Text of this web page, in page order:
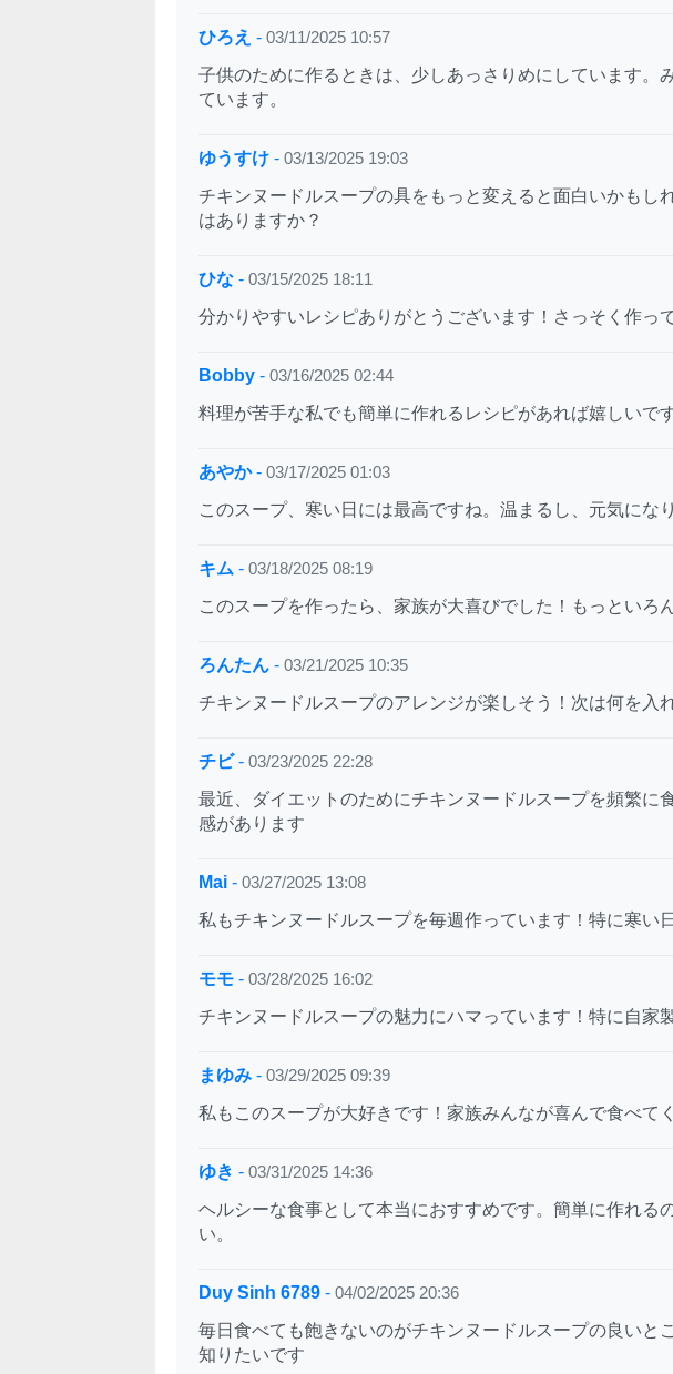
ひろえ - 03/11/2025 10:57
子供のために作るときは、少しあっさりめにしています。
ています。
ゆうすけ- 03/13/2025 19:03
チキンヌードルスープの具をもっと変えると面白いかもし
はありますか？
ひな- 03/15/2025 18:11
分かりやすいレシピありがとうございます！さっそく作っ
Bobby- 03/16/2025 02:44
料理が苦手な私でも簡単に作れるレシピがあれば嬉しいで
あやか- 03/17/2025 01:03
このスープ、寒い日には最高ですね。温まるし、元気にな
キム - 03/18/2025 08:19
このスープを作ったら、家族が大喜びでした！もっといろ
ろんたん- 03/21/2025 10:35
チキンヌードルスープのアレンジが楽しそう！次は何を入
チビ- 03/23/2025 22:28
最近、ダイエットのためにチキンヌードルスープを頻繁に
感があります
Mai- 03/27/2025 13:08
私もチキンヌードルスープを毎週作っています！特に寒い
モモ- 03/28/2025 16:02
チキンヌードルスープの魅力にハマっています！特に自家
まゆみ- 03/29/2025 09:39
私もこのスープが大好きです！家族みんなが喜んで食べて
ゆき - 03/31/2025 14:36
ヘルシーな食事として本当におすすめです。簡単に作れる
い。
Duy Sinh 6789- 04/02/2025 20:36
毎日食べても飽きないのがチキンヌードルスープの良いと
知りたいです